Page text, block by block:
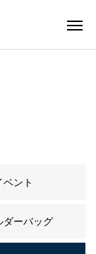
ベント
ダーバッグ